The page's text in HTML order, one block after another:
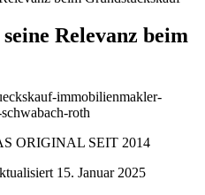
Relevanz beim
ORIGINAL SEIT 2014
15. Januar 2025